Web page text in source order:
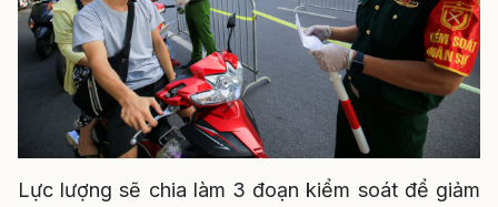
Lực lượng sẽ chia làm 3 đoạn kiểm soát để giảm